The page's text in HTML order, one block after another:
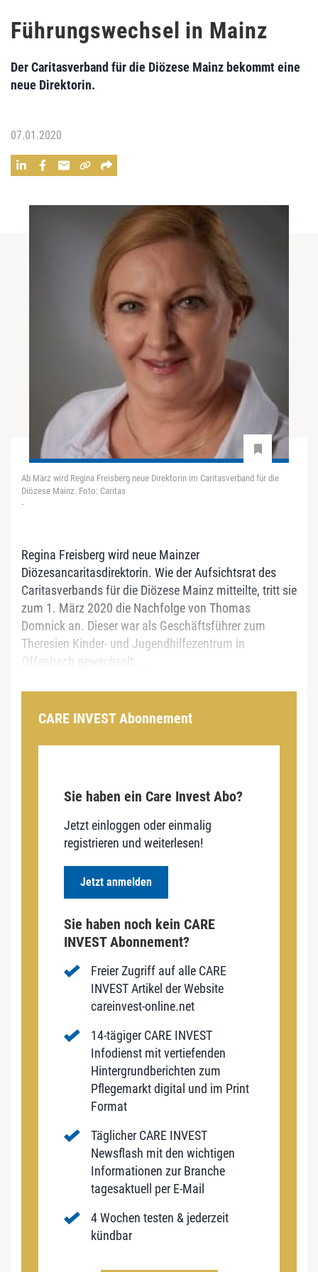
Führungswechsel in Mainz
Der Caritasverband für die Diözese Mainz bekommt eine
neue Direktorin.
07.01.2020
Ab März wird Regina Freisberg neue Direktorin im Caritasverband für die
Diözese Mainz. Foto: Caritas
-
Regina Freisberg wird neue Mainzer
Diözesancaritasdirektorin. Wie der Aufsichtsrat des
Caritasverbands für die Diözese Mainz mitteilte, tritt sie
zum 1. März 2020 die Nachfolge von Thomas
Domnick an. Dieser war als Geschäftsführer zum
Theresien Kinder- und Jugendhilfezentrum in
Offenbach gewechselt....
CARE INVEST Abonnement
Sie haben ein Care Invest Abo?
Jetzt einloggen oder einmalig
registrieren und weiterlesen!
Jetzt anmelden
Sie haben noch kein CARE
INVEST Abonnement?
Freier Zugriff auf alle CARE
INVEST Artikel der Website
careinvest-online.net
14-tägiger CARE INVEST
Infodienst mit vertiefenden
Hintergrundberichten zum
Pflegemarkt digital und im Print
Format
Täglicher CARE INVEST
Newsflash mit den wichtigen
Informationen zur Branche
tagesaktuell per E-Mail
4 Wochen testen & jederzeit
kündbar